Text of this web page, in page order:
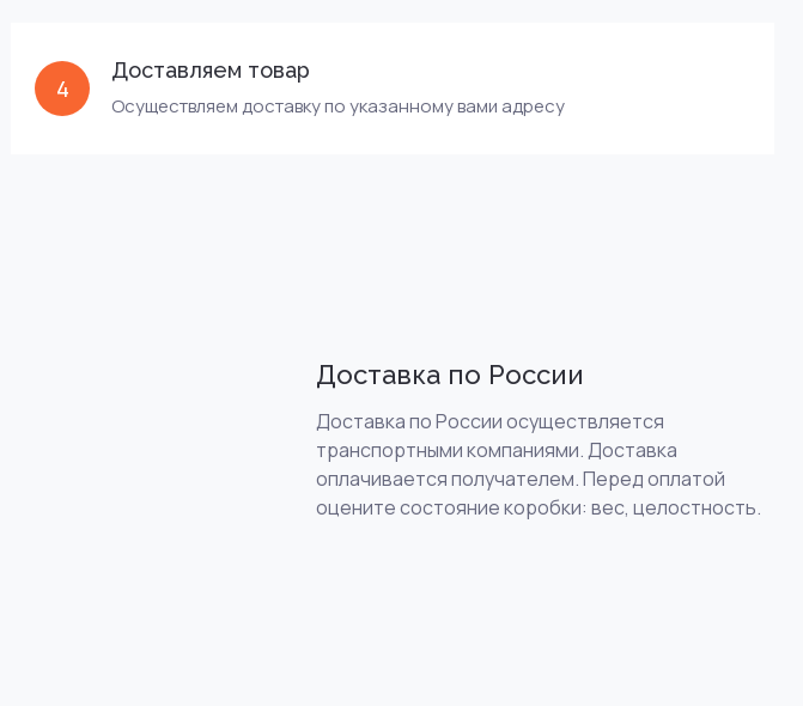
4
Доставляем товар
Осуществляем доставку по указанному вами адресу
Доставка по России
Доставка по России осуществляется
транспортными компаниями. Доставка
оплачивается получателем. Перед оплатой
оцените состояние коробки: вес, целостность.